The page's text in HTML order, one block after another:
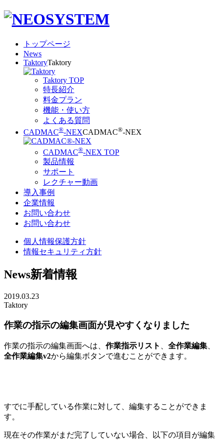
トップページ
News
TaktoryTaktory
Taktory TOP
特長紹介
料金プラン
機能・使い方
よくある質問
CADMAC®-NEXCADMAC®-NEX
CADMAC®-NEX TOP
製品情報
サポート
レクチャー動画
導入事例
企業情報
お問い合わせ
お問い合わせ
個人情報保護方針
情報セキュリティ方針
News新着情報
2019.03.23
Taktory
作業の指示の編集画面が見やすくなりました
作業の指示の編集画面へは、 作業指示リスト 全作業編集
全作業編集v2から編集ボタンで進むことができます。
すでに手配している作業に対して、編集することができま
す。
現在その作業がまだ完了していない場合、以下の項目が編集